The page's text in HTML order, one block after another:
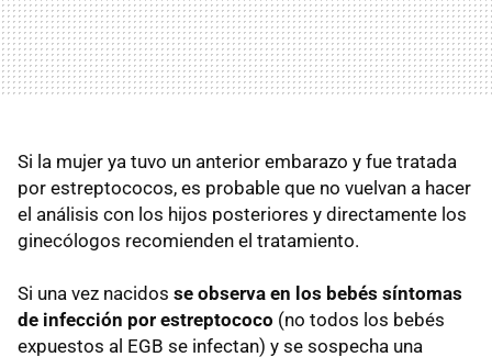
Si la mujer ya tuvo un anterior embarazo y fue tratada
por estreptococos, es probable que no vuelvan a hacer
el análisis con los hijos posteriores y directamente los
ginecólogos recomienden el tratamiento.
Si una vez nacidos se observa en los bebés síntomas
de infección por estreptococo (no todos los bebés
expuestos al EGB se infectan) y se sospecha una